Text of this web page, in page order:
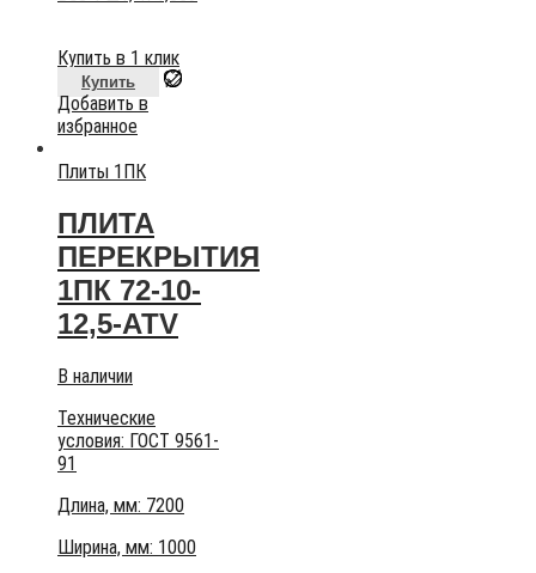
Купить в 1 клик
Купить
Добавить в
избранное
Плиты 1ПК
ПЛИТА
ПЕРЕКРЫТИЯ
1ПК 72-10-
12,5-АТV
В наличии
Технические
условия: ГОСТ 9561-
91
Длина, мм: 7200
Ширина, мм: 1000